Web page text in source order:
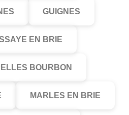
GUIGNES
EN BRIE
BOURBON
MARLES EN BRIE